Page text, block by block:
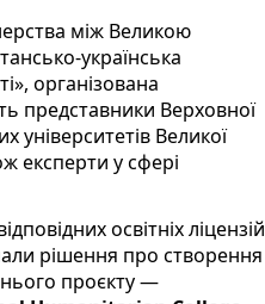
між Великою
українська
організована
представники Верховної
університетів Великої
експерти у сфері
освітніх ліцензій
рішення про створення
проєкту —